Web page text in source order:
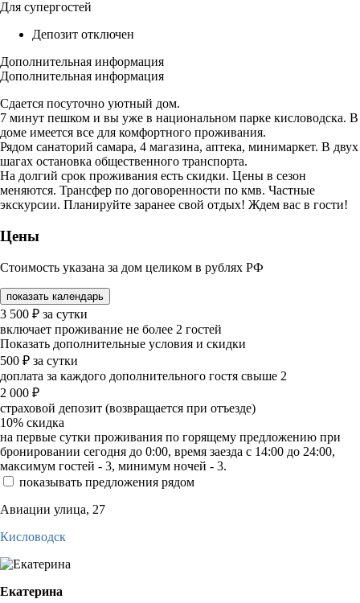
Для супергостей
Депозит отключен
Дополнительная информация
Дополнительная информация
Сдается посуточно уютный дом.
7 минут пешком и вы уже в национальном парке кисловодска. В
доме имеется все для комфортного проживания.
Рядом санаторий самара, 4 магазина, аптека, минимаркет. В двух
шагах остановка общественного транспорта.
На долгий срок проживания есть скидки. Цены в сезон
меняются. Трансфер по договоренности по кмв. Частные
экскурсии. Планируйте заранее свой отдых! Ждем вас в гости!
Цены
Стоимость указана за дом целиком в рублях РФ
показать календарь
3 500 ₽ за сутки
включает проживание не более 2 гостей
Показать дополнительные условия и скидки
500 ₽ за сутки
доплата за каждого дополнительного гостя свыше 2
2 000 ₽
страховой депозит (возвращается при отъезде)
10% скидка
на первые сутки проживания по горящему предложению при
бронировании сегодня до 0:00, время заезда с 14:00 до 24:00,
максимум гостей - 3, минимум ночей - 3.
показывать предложения рядом
Авиации улица, 27
Кисловодск
Екатерина